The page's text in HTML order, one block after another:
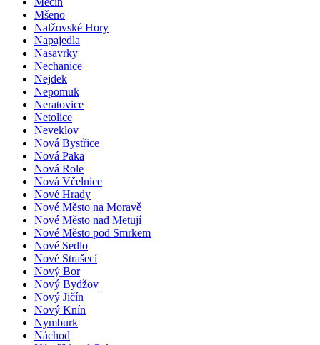
Mšeno
Nalžovské Hory
Napajedla
Nasavrky
Nechanice
Nejdek
Nepomuk
Neratovice
Netolice
Neveklov
Nová Bystřice
Nová Paka
Nová Role
Nová Včelnice
Nové Hrady
Nové Město na Moravě
Nové Město nad Metují
Nové Město pod Smrkem
Nové Sedlo
Nové Strašecí
Nový Bor
Nový Bydžov
Nový Jičín
Nový Knín
Nymburk
Náchod